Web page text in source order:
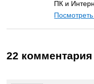
ПК и
22 комментария